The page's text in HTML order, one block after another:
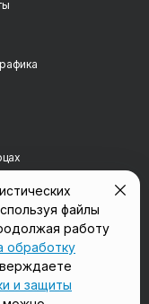
файлы
работу
обработку
и защиты